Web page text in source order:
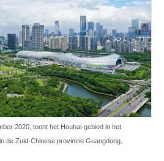
2020, toont het Houhai-gebied in het
de Zuid-Chinese provincie Guangdong.